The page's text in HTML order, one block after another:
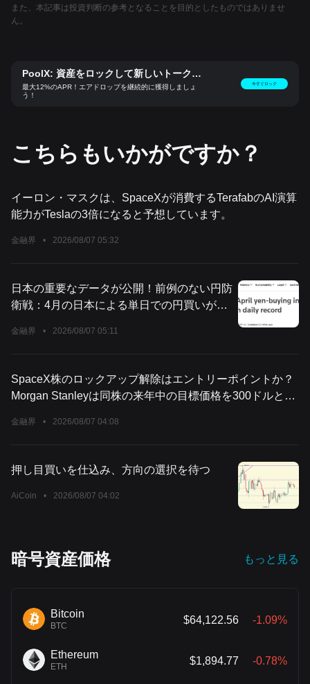
また、本記事は投資判断の参考となることを目的としたものではありませ
ん。
PoolX: 資産をロックして新しいトークン
をゲット
最大12%のAPR！エアドロップを継続的に獲得しましょ
う！
今すぐロック
こちらもいかがですか？
イーロン・マスクは、SpaceXが消費するTerafabのAI演算
能力がTeslaの3倍になると予想しています。
金融界 • 2026/08/07 05:32
日本の重要なデータが公開！前例のない円防
衛戦：4月の日本による単日での円買いが過
金融界 • 2026/08/07 05:11
SpaceX株のロックアップ解除はエントリーポイントか？
Morgan Stanleyは同株の来年中の目標価格を300ドルと強
金融界 • 2026/08/07 04:08
押し目買いを仕込み、方向の選択を待つ
AiCoin • 2026/08/07 04:02
暗号資産価格 もっと見る
Bitcoin
BTC
$64,122.56 -1.09%
Ethereum
ETH
$1,894.77 -0.78%